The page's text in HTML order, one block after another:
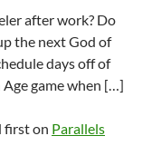
after work? Do
the next God of
days off of
game when […]
first on Parallels